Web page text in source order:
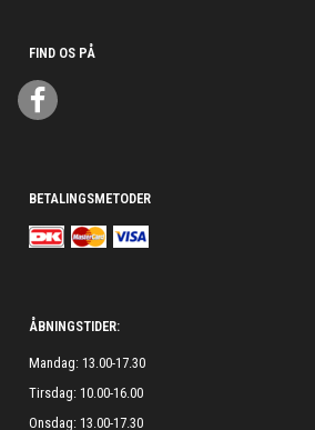
FIND OS PÅ
BETALINGSMETODER
ÅBNINGSTIDER:
Mandag: 13.00-17.30
Tirsdag: 10.00-16.00
Onsdag: 13.00-17.30